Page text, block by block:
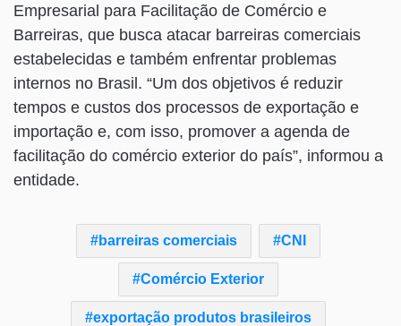
Empresarial para Facilitação de Comércio e
Barreiras, que busca atacar barreiras comerciais
estabelecidas e também enfrentar problemas
internos no Brasil. “Um dos objetivos é reduzir
tempos e custos dos processos de exportação e
importação e, com isso, promover a agenda de
facilitação do comércio exterior do país”, informou a
entidade.
barreiras comerciais CNI
Comércio Exterior
exportação produtos brasileiros